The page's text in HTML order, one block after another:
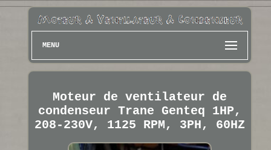
MENU
Moteur de ventilateur de
condenseur Trane Genteq 1HP,
208-230V, 1125 RPM, 3PH, 60HZ